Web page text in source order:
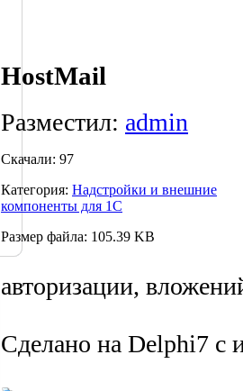
HostMail
Разместил: admin
Скачали: 97
Категория: Надстройки и внешние
компоненты для 1С
Размер файла: 105.39 KB
авторизации,
Сделано на Delphi7 с